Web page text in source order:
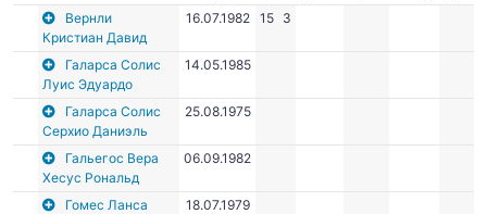
Вернли
Кристиан Давид
16.07.1982 15 3
Галарса Солис
Луис Эдуардо
14.05.1985
Галарса Солис
Серхио Даниэль
25.08.1975
Гальегос Вера
Хесус Рональд
06.09.1982
Гомес Ланса
18.07.1979